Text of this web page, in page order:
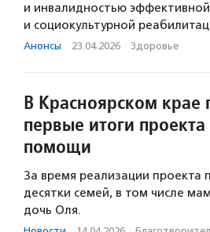
и инвалидностью
и социокультурной
Анонсы · 23.04.2026 · Здоровье
В Красноярском крае
первые итоги
помощи
За время реализации проекта
десятки семей, в том числе
дочь Оля.